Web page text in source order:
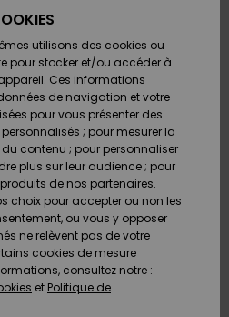
utilisons des cookies ou
pour stocker et/ou accéder à
Ces informations
de navigation et votre
pour vous présenter des
; pour mesurer la
contenu ; pour personnaliser
plus sur leur audience ; pour
de nos partenaires.
choix pour accepter ou non les
ou vous y opposer
ne relèvent pas de votre
cookies de mesure
consultez notre :
et Politique de